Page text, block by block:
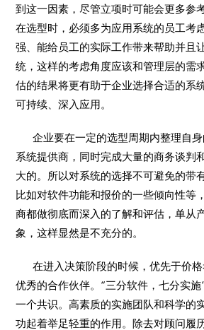
到这一因素，尽管立项时可能会更多参
在选型时，必须多为应用系统的员工考
强、能给员工的实际工作带来帮助并且
统，这样的考虑角度应该和管理层的需
估的结果将更有助于企业选择合适的系
可持续、深入应用。
企业要在一定的选型周期内整理自身
系统提供商，同时完成大量的商务谈判
大的。所以对系统的选择不可避免的带
比如对软件功能和报价的一些倾向性等
商都做彻底而深入的了解和评估，单从
象，这样显然是不充分的。
在进入决策阶段的时候，优先于价格
优秀的合作伙伴。“三分软件，七分实
一个共识。高素质的实施团队和科学的
功起着举足轻重的作用。除去对顾问履